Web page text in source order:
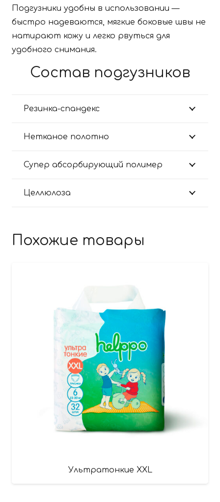
Подгузники удобны в использовании —
быстро надеваются, мягкие боковые швы не
натирают кожу и легко рвуться для
удобного снимания.
Состав подгузников
Резинка-спандекс
Нетканое полотно
Супер абсорбирующий полимер
Целлюлоза
Похожие товары
Ультратонкие XXL